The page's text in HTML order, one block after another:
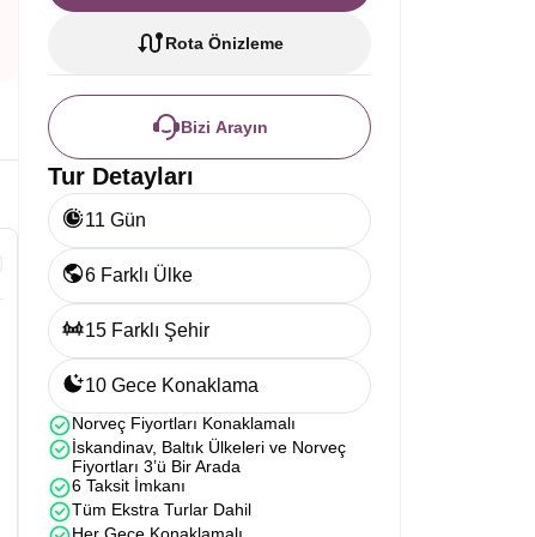
Rota Önizleme
Bizi Arayın
Tur Detayları
11 Gün
6 Farklı Ülke
15 Farklı Şehir
10 Gece Konaklama
Norveç Fiyortları Konaklamalı
İskandinav, Baltık Ülkeleri ve Norveç
Fiyortları 3’ü Bir Arada
6 Taksit İmkanı
Tüm Ekstra Turlar Dahil